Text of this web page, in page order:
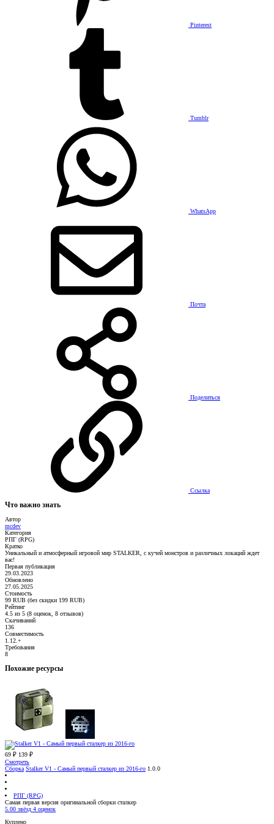
Pinterest
Tumblr
WhatsApp
Почта
Поделиться
Ссылка
Что важно знать
Автор
mcdev
Категория
РПГ (RPG)
Кратко
Уникальный и атмосферный игровой мир STALKER, с кучей монстров и различных локаций ждет
вас!
Первая публикация
29.03.2023
Обновлено
27.05.2025
Стоимость
99 RUB (без скидки 199 RUB)
Рейтинг
4.5 из 5 (8 оценок, 8 отзывов)
Скачиваний
136
Совместимость
1.12.+
Требования
8
Похожие ресурсы
69 ₽ 139 ₽
Смотреть
Сборка Stalker V1 - Самый первый сталкер из 2016-го 1.0.0
РПГ (RPG)
Самая первая версия оригинальной сборки сталкер
5.00 звёзд 4 оценок
Куплено